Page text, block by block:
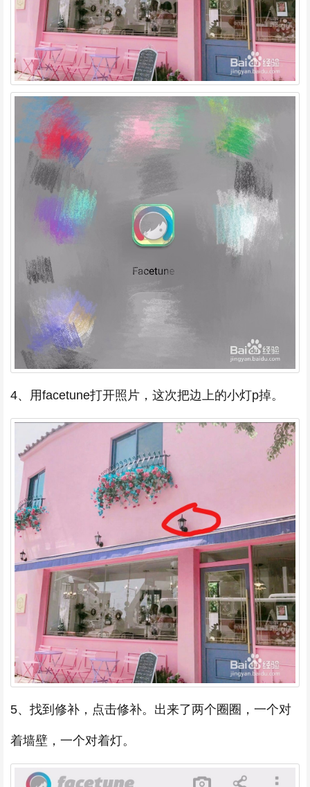
4、用facetune打开照片，这次把边上的小灯p掉。
5、找到修补，点击修补。出来了两个圈圈，一个对
着墙壁，一个对着灯。